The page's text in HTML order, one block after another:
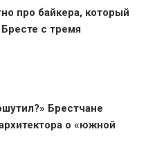
про байкера, который
с тремя
Брестчане
о «южной